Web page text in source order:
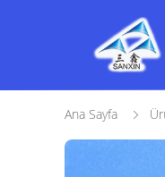
Ana Sayfa